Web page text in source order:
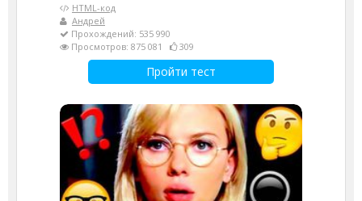
HTML-код
Андрей
Прохождений: 535 990
Просмотров: 875 081
309
Пройти тест